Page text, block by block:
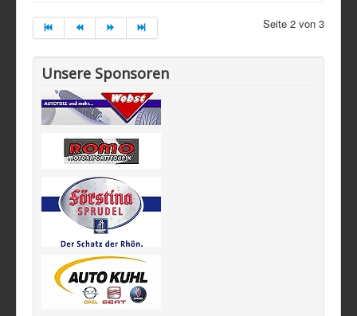
Seite 2 von 3
Unsere Sponsoren